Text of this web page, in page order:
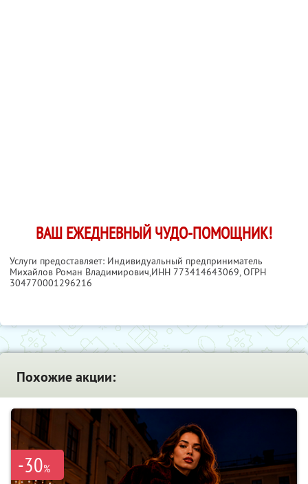
ВАШ ЕЖЕДНЕВНЫЙ ЧУДО-ПОМОЩНИК!
Услуги предоставляет: Индивидуальный предприниматель
Михайлов Роман Владимирович,ИНН 773414643069, ОГРН
304770001296216
Похожие акции:
-30%